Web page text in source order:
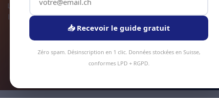
Loft industriel ou réhabilité à Vevey ? Nos équipes maîtrisent
les grands volumes : verrières hauteur, béton ciré, structures
métalliques apparentes, sols époxy.
Devis instantané
📥 Recevoir le guide gratuit
Zéro spam. Désinscription en 1 clic. Données stockées en Suisse,
conformes LPD + RGPD.